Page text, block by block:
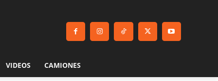
VIDEOS CAMIONES